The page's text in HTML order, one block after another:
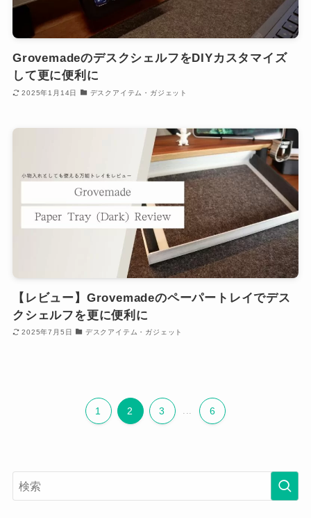
GrovemadeのデスクシェルフをDIYカスタマイズ
して更に便利に
2025年1月14日 デスクアイテム・ガジェット
【レビュー】Grovemadeのペーパートレイでデス
クシェルフを更に便利に
2025年7月5日 デスクアイテム・ガジェット
1 2 3 6